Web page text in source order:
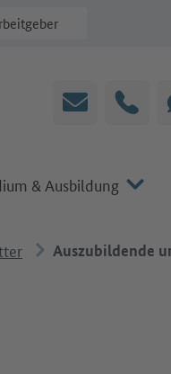
E-Mail
& Ausbildung
Auszubildende